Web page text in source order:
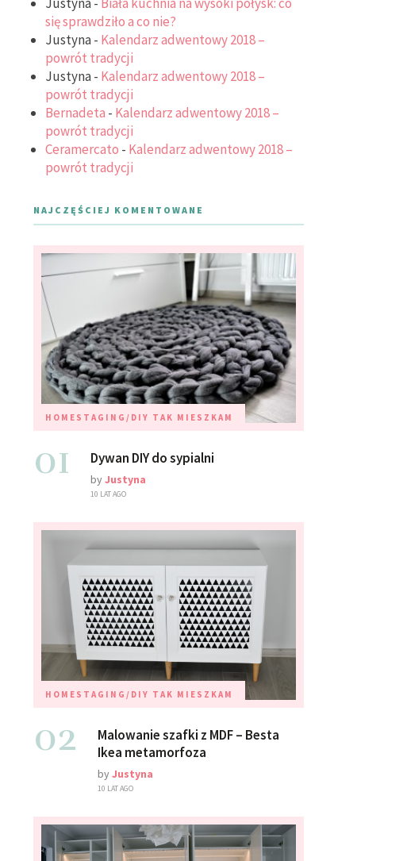
się sprawdziło a co nie?
Justyna- Kalendarz adwentowy 2018 –
powrót tradycji
Justyna- Kalendarz adwentowy 2018 –
powrót tradycji
Bernadeta - Kalendarz adwentowy 2018 –
powrót tradycji
Ceramercato - Kalendarz adwentowy 2018 –
powrót tradycji
NAJCZĘŚCIEJ KOMENTOWANE
HOMESTAGING/DIY TAK MIESZKAM
01 Dywan DIY do sypialni
byJustyna
10 LAT AGO
HOMESTAGING/DIY TAK MIESZKAM
02
Malowanie szafki z MDF – Besta
Ikea metamorfoza
byJustyna
10 LAT AGO